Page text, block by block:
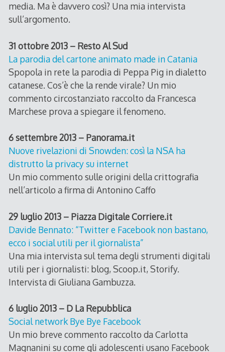
media. Ma è davvero così? Una mia intervista
sull’argomento.
31 ottobre 2013 – Resto Al Sud
La parodia del cartone animato made in Catania
Spopola in rete la parodia di Peppa Pig in dialetto
catanese. Cos’è che la rende virale? Un mio
commento circostanziato raccolto da Francesca
Marchese prova a spiegare il fenomeno.
6 settembre 2013 – Panorama.it
Nuove rivelazioni di Snowden: così la NSA ha
distrutto la privacy su internet
Un mio commento sulle origini della crittografia
nell’articolo a firma di Antonino Caffo
29 luglio 2013 – Piazza Digitale Corriere.it
Davide Bennato: “Twitter e Facebook non bastano,
ecco i social utili per il giornalista”
Una mia intervista sul tema degli strumenti digitali
utili per i giornalisti: blog, Scoop.it, Storify.
Intervista di Giuliana Gambuzza.
6 luglio 2013 – D La Repubblica
Social network Bye Bye Facebook
Un mio breve commento raccolto da Carlotta
Magnanini su come gli adolescenti usano Facebook